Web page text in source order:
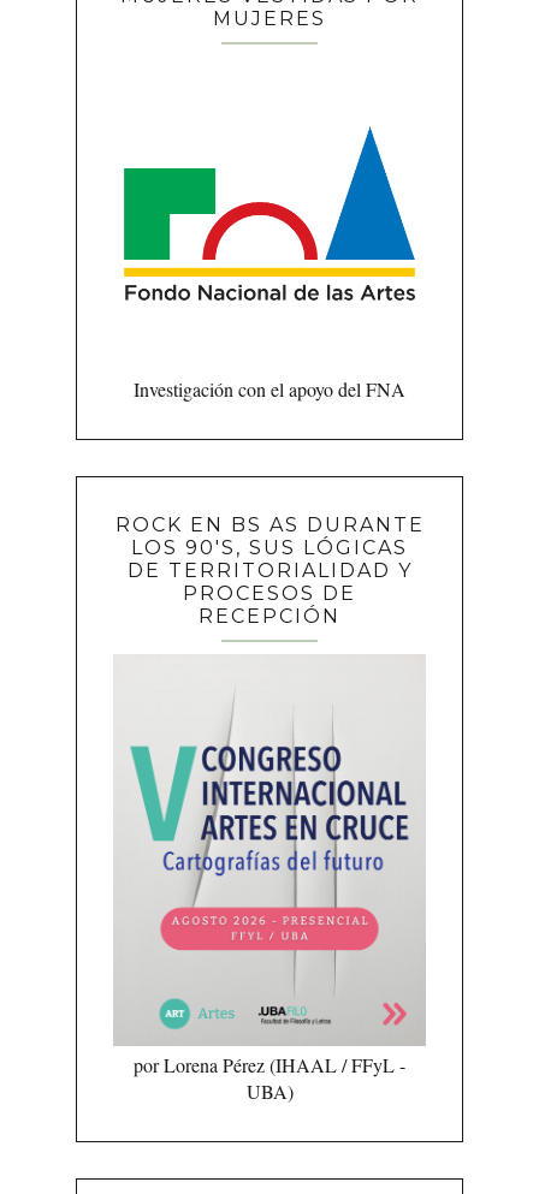
MUJERES
Investigación con el apoyo del FNA
ROCK EN BS AS DURANTE
LOS 90'S, SUS LÓGICAS
DE TERRITORIALIDAD Y
PROCESOS DE
RECEPCIÓN
por Lorena Pérez (IHAAL / FFyL -
UBA)